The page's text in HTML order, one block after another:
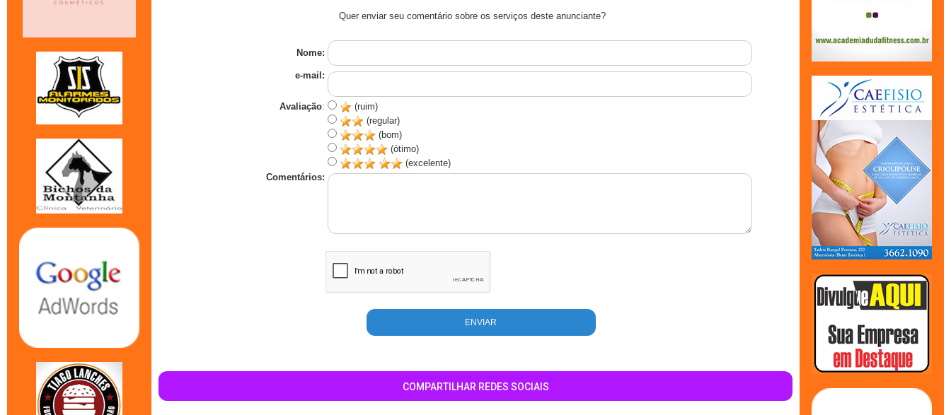
Quer enviar seu comentário sobre os serviços deste anunciante?
Nome:
e-mail:
Avaliação:
(ruim)
(regular)
(bom)
(ótimo)
(excelente)
Comentários:
COMPARTILHAR REDES SOCIAIS